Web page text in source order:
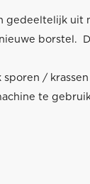
gedeeltelijk uit
borstel.
/
te